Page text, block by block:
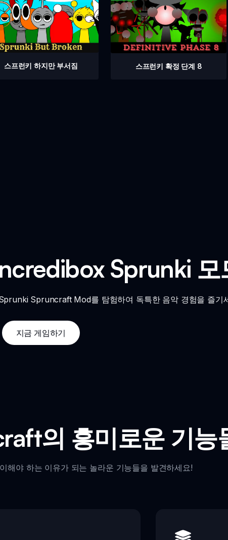
스프런키 하지만 부서짐 스프런키 확정 단계 8
Sprunki 모
Spruncraft Mod를 탐험하여 독특한 음악 경험을 즐기
지금 게임하기
의 흥미로운 기능
야 하는 이유가 되는 놀라운 기능들을 발견하세요!